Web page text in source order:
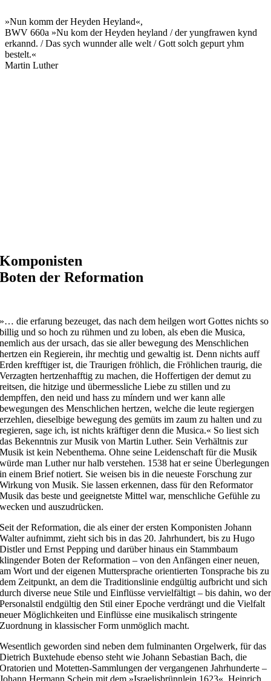
»Nun komm der Heyden Heyland«,
BWV 660a »Nu kom der Heyden heyland / der yungfrawen kynd
erkannd. / Das sych wunnder alle welt / Gott solch gepurt yhm
bestelt.«
Martin Luther
Komponisten
Boten der Reformation
»… die erfarung bezeuget, das nach dem heilgen wort Gottes nichts so
billig und so hoch zu rühmen und zu loben, als eben die Musica,
nemlich aus der ursach, das sie aller bewegung des Menschlichen
hertzen ein Regierein, ihr mechtig und gewaltig ist. Denn nichts auff
Erden krefftiger ist, die Traurigen fröhlich, die Fröhlichen traurig, die
Verzagten hertzenhafftig zu machen, die Hoffertigen der demut zu
reitsen, die hitzige und übermessliche Liebe zu stillen und zu
dempffen, den neid und hass zu míndern und wer kann alle
bewegungen des Menschlichen hertzen, welche die leute regiergen
erzehlen, dieselbige bewegung des gemüts im zaum zu halten und zu
regieren, sage ich, ist nichts kräftiger denn die Musica.« So liest sich
das Bekenntnis zur Musik von Martin Luther. Sein Verhältnis zur
Musik ist kein Nebenthema. Ohne seine Leidenschaft für die Musik
würde man Luther nur halb verstehen. 1538 hat er seine Überlegungen
in einem Brief notiert. Sie weisen bis in die neueste Forschung zur
Wirkung von Musik. Sie lassen erkennen, dass für den Reformator
Musik das beste und geeignetste Mittel war, menschliche Gefühle zu
wecken und auszudrücken.
Seit der Reformation, die als einer der ersten Komponisten Johann
Walter aufnimmt, zieht sich bis in das 20. Jahrhundert, bis zu Hugo
Distler und Ernst Pepping und darüber hinaus ein Stammbaum
klingender Boten der Reformation – von den Anfängen einer neuen,
am Wort und der eigenen Muttersprache orientierten Tonsprache bis zu
dem Zeitpunkt, an dem die Traditionslinie endgültig aufbricht und sich
durch diverse neue Stile und Einflüsse vervielfältigt – bis dahin, wo der
Personalstil endgültig den Stil einer Epoche verdrängt und die Vielfalt
neuer Möglichkeiten und Einflüsse eine musikalisch stringente
Zuordnung in klassischer Form unmöglich macht.
Wesentlich geworden sind neben dem fulminanten Orgelwerk, für das
Dietrich Buxtehude ebenso steht wie Johann Sebastian Bach, die
Oratorien und Motetten-Sammlungen der vergangenen Jahrhunderte –
Johann Hermann Schein mit dem »Israelisbrünnlein 1623«, Heinrich